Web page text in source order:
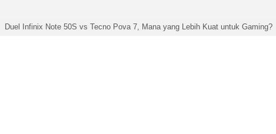
Duel Infinix Note 50S vs Tecno Pova 7, Mana yang Lebih Kuat untuk Gaming?